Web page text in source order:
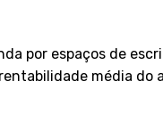
por espaços de
média do